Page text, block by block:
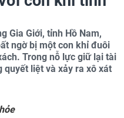
Gia Giới, tỉnh Hồ Nam,
ngờ bị một con khỉ đuôi
Trong nỗ lực giữ lại tài
quyết liệt và xảy ra xô xát